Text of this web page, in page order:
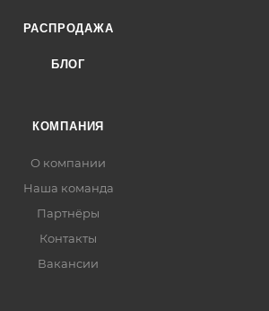
РАСПРОДАЖА
БЛОГ
КОМПАНИЯ
О компании
Наша команда
Партнёры
Контакты
Вакансии